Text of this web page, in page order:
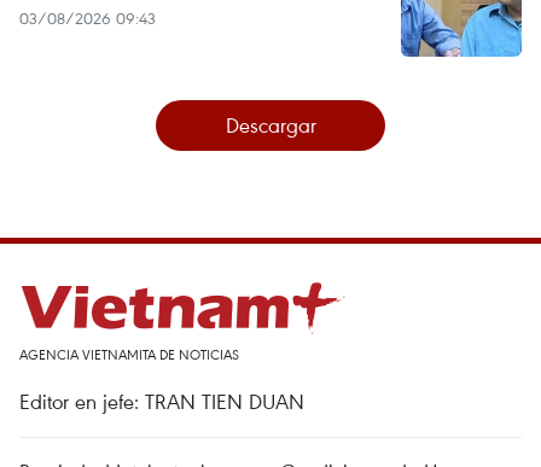
03/08/2026 09:43
Descargar
AGENCIA VIETNAMITA DE NOTICIAS
Editor en jefe: TRAN TIEN DUAN